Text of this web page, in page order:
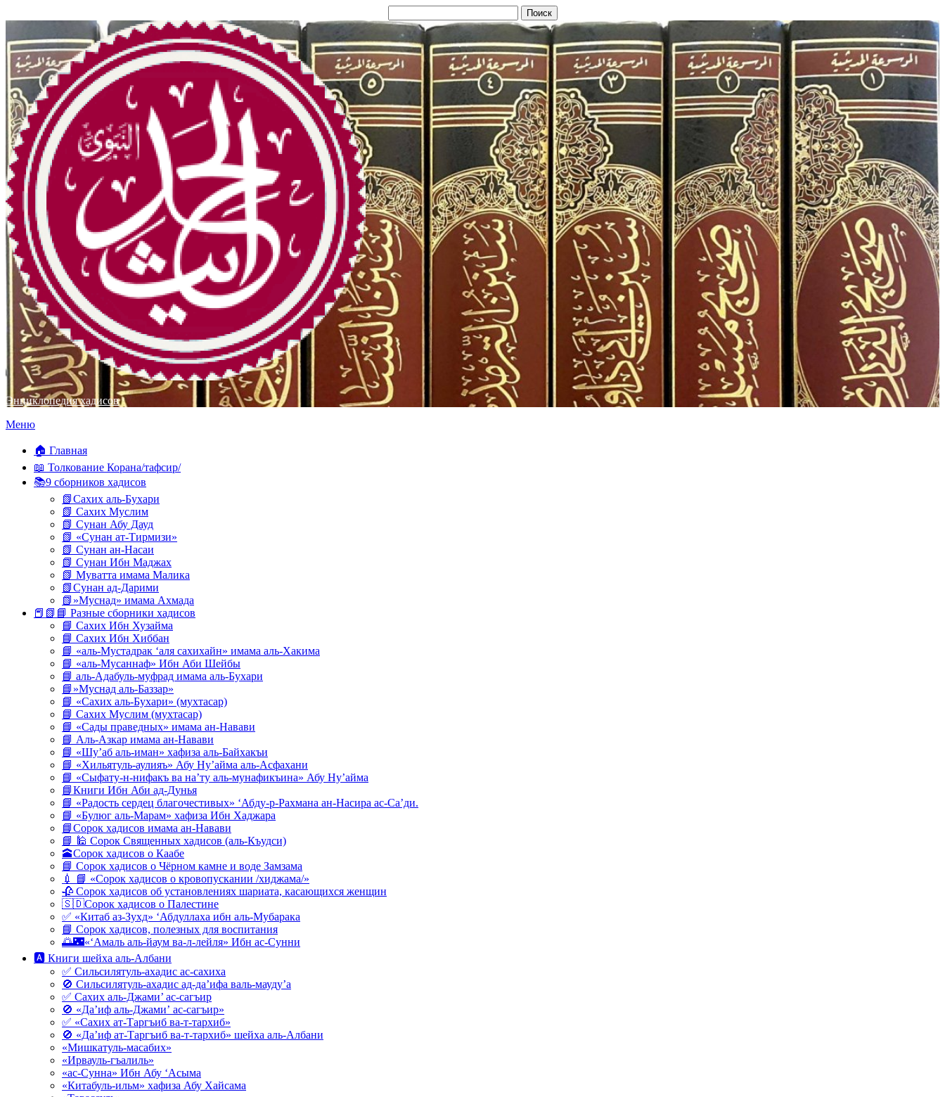
Энциклопедия хадисов
Перейти
содержимому
Меню
🏠 Главная
📖 Толкование Корана/тафсир/
📚9 сборников хадисов
📗Сахих аль-Бухари
📗 Сахих Муслим
📗 Сунан Абу Дауд
📗 «Сунан ат-Тирмизи»
📗 Сунан ан-Насаи
📗 Сунан Ибн Маджах
📗 Муватта имама Малика
📗Сунан ад-Дарими
📗»Муснад» имама Ахмада
📕📗📘 Разные сборники хадисов
📘 Сахих Ибн Хузайма
📘 Сахих Ибн Хиббан
📘 «аль-Мустадрак ‘аля сахихайн» имама аль-Хакима
📘 «аль-Мусаннаф» Ибн Аби Шейбы
📘 аль-Адабуль-муфрад имама аль-Бухари
📘»Муснад аль-Баззар»
📘 «Сахих аль-Бухари» (мухтасар)
📘 Сахих Муслим (мухтасар)
📘 «Сады праведных» имама ан-Навави
📘 Аль-Азкар имама ан-Навави
📘 «Шу’аб аль-иман» хафиза аль-Байхакъи
📘 «Хильятуль-аулияъ» Абу Ну’айма аль-Асфахани
📘 «Сыфату-н-нифакъ ва на’ту аль-мунафикъина» Абу Ну’айма
📘Книги Ибн Аби ад-Дунья
📘 «Радость сердец благочестивых» ‘Абду-р-Рахмана ан-Насира ас-Са’ди.
📘 «Булюг аль-Марам» хафиза Ибн Хаджара
📘Сорок хадисов имама ан-Навави
📘 🕌 Сорок Священных хадисов (аль-Къудси)
🕋Сорок хадисов о Каабе
📘 Сорок хадисов о Чёрном камне и воде Замзама
💉 📘 «Сорок хадисов о кровопускании /хиджама/»
🥀 Сорок хадисов об установлениях шариата, касающихся женщин
🇸🇩Сорок хадисов о Палестине
✅ «Китаб аз-Зухд» ‘Абдуллаха ибн аль-Мубарака
📘 Сорок хадисов, полезных для воспитания
🌅🌃«‘Амаль аль-йаум ва-л-лейля» Ибн ас-Сунни
🅰 Книги шейха аль-Албани
✅ Сильсилятуль-ахадис ас-сахиха
🚫 Сильсилятуль-ахадис ад-да’ифа валь-мауду’а
✅ Сахих аль-Джами’ ас-сагъир
🚫 «Да’иф аль-Джами’ ас-сагъир»
✅ «Сахих ат-Таргъиб ва-т-тархиб»
🚫 «Да’иф ат-Таргъиб ва-т-тархиб» шейха аль-Албани
«Мишкатуль-масабих»
«Ирвауль-гъалиль»
«ас-Сунна» Ибн Абу ‘Асыма
«Китабуль-ильм» хафиза Абу Хайсама